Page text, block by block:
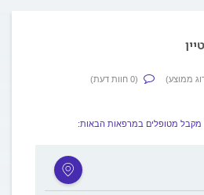
(0 חוות דעת)
מקבל מטופלים במרפאות הבאות: